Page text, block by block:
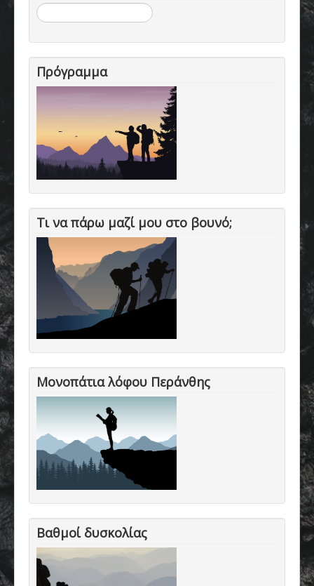
Αναζήτηση...
Πρόγραμμα
Τι να πάρω μαζί μου στο βουνό;
Μονοπάτια λόφου Περάνθης
Βαθμοί δυσκολίας